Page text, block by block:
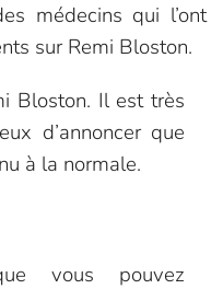
médecins qui l’ont
sur Remi Bloston.
Bloston. Il est très
d’annoncer que
à la normale.
vous pouvez